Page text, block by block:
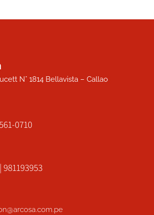
N° 1814 Bellavista – Callao
0710
981193953